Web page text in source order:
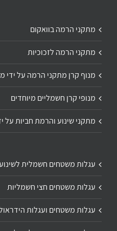
מתקני הרמה בוואקום
מתקני הרמה לזכוכיות
מנוף קרן מתקני הרמה על ידי
מנופי קרן חשמליים מיוחדים
מתקני שינוע והרמת חביות על
עגלות משטחים חשמלית
עגלות משטחים חצי חשמליות
עגלות משטחים ועגלות